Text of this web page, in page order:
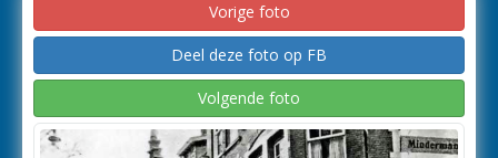
Vorige foto
Deel deze foto op FB
Volgende foto